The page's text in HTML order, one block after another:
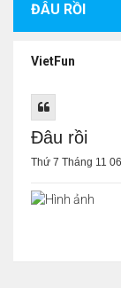
ĐÂU RỒI
VietFun
Đâu rồi
Thứ 7 Tháng 11